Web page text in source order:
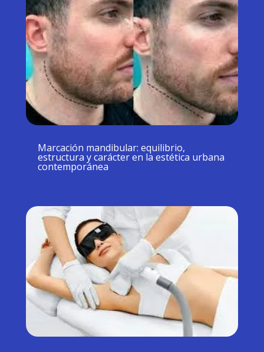
Marcación mandibular: equilibrio,
estructura y carácter en la estética urbana
contemporánea